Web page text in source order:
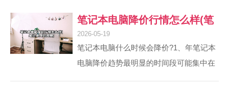
笔记本电脑降价行情怎么样(笔
2026-05-19
笔记本电脑什么时候会降价?1、年笔记本
电脑降价趋势最明显的时间段可能集中在